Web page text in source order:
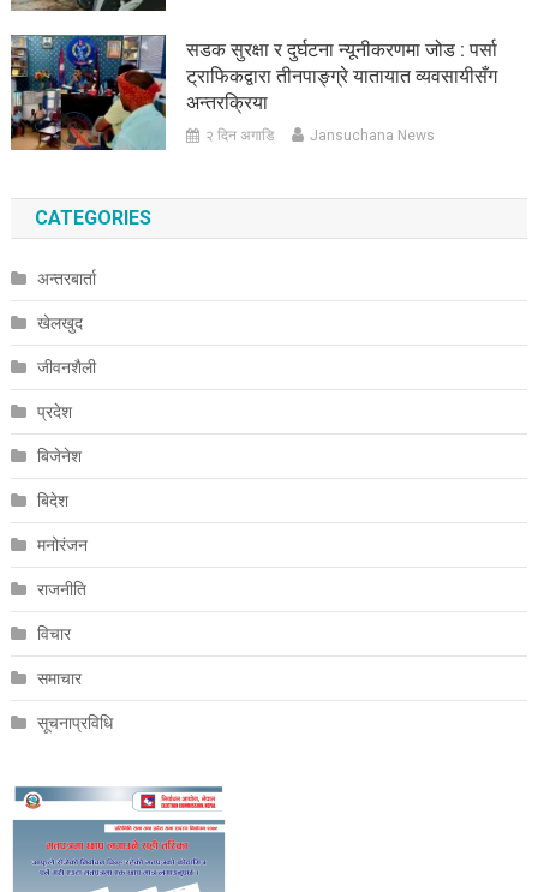
सडक सुरक्षा र दुर्घटना न्यूनीकरणमा जोड : पर्सा
ट्राफिकद्वारा तीनपाङ्ग्रे यातायात व्यवसायीसँग
अन्तरक्रिया
२ दिन अगाडि Jansuchana News
CATEGORIES
अन्तरबार्ता
खेलखुद
जीवनशैली
प्रदेश
बिजेनेश
बिदेश
मनोरंजन
राजनीति
विचार
समाचार
सूचनाप्रविधि